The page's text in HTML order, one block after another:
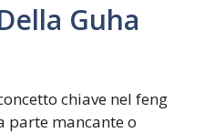
Guha
chiave nel feng
parte mancante o